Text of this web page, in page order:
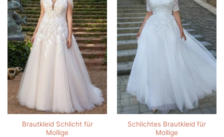
Brautkleid Schlicht für
Mollige
Schlichtes Brautkleid für
Mollige